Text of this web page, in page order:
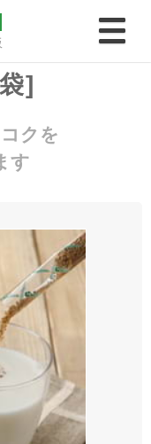
]
クを
す